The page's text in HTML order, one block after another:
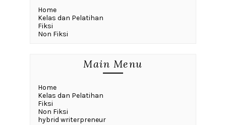
Home
Kelas dan Pelatihan
Fiksi
Non Fiksi
Main Menu
Home
Kelas dan Pelatihan
Fiksi
Non Fiksi
hybrid writerpreneur